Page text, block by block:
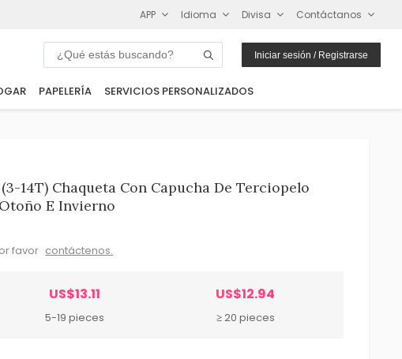
APP Idioma Divisa Contáctanos
Iniciar sesión / Registrarse
PAPELERÍA SERVICIOS PERSONALIZADOS
14T) Chaqueta Con Capucha De Terciopelo
E Invierno
favor contáctenos.
US$13.11
5-19 pieces
US$12.94
≥ 20 pieces